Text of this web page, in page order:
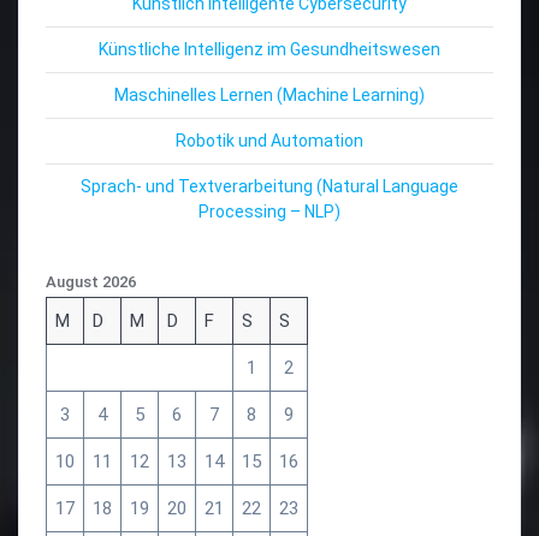
Künstlich Intelligente Cybersecurity
Künstliche Intelligenz im Gesundheitswesen
Maschinelles Lernen (Machine Learning)
Robotik und Automation
Sprach- und Textverarbeitung (Natural Language
Processing – NLP)
August 2026
M D M D F S S
1 2
3 4 5 6 7 8 9
10 11 12 13 14 15 16
17 18 19 20 21 22 23